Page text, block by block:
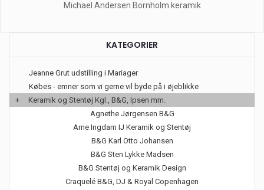
Michael Andersen Bornholm keramik
KATEGORIER
Jeanne Grut udstilling i Mariager
Købes - emner som vi gerne vil byde på i øjeblikke
+
Keramik og Stentøj Kgl., B&G, Ipsen mm.
Agnethe Jørgensen B&G
Arne Ingdam IJ Keramik og Stentøj
B&G Karl Otto Johansen
B&G Sten Lykke Madsen
B&G Stentøj og Keramik Design
Craquelé B&G, DJ & Royal Copenhagen